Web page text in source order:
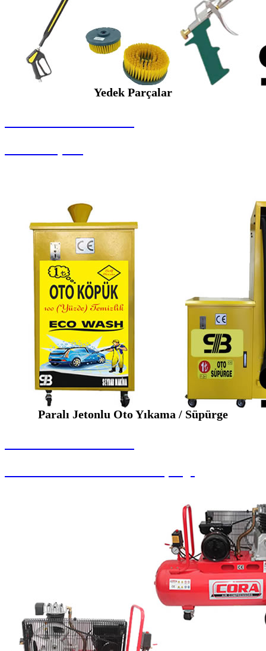
Yedek Parçalar
Paralı Jetonlu Oto Yıkama / Süpürge